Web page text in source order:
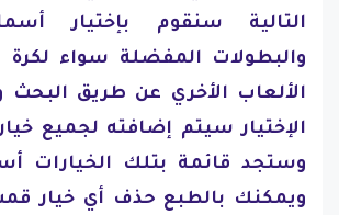
التالية سنقوم بإختيار
والبطولات المفضلة سواء لكرة
الألعاب الأخري عن طريق البحث
الإختيار سيتم إضافته لجميع
وستجد قائمة بتلك الخيارات
ويمكنك بالطبع حذف أي خيار قمت